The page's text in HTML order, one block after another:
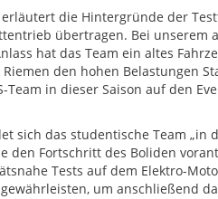
die Hintergründe der
übertragen. Bei unserem
hat das Team ein altes
den hohen Belastungen
Team in dieser Saison auf den
sich das studentische Team „in
den Fortschritt des Boliden
Tests auf dem Elektro-
um anschließend